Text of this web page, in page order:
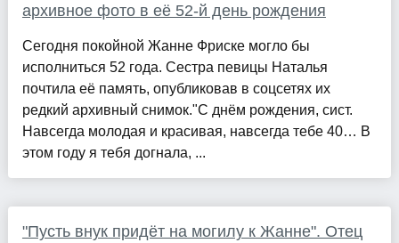
архивное фото в её 52-й день рождения
Сегодня покойной Жанне Фриске могло бы
исполниться 52 года. Сестра певицы Наталья
почтила её память, опубликовав в соцсетях их
редкий архивный снимок."С днём рождения, сист.
Навсегда молодая и красивая, навсегда тебе 40… В
этом году я тебя догнала, ...
"Пусть внук придёт на могилу к Жанне". Отец